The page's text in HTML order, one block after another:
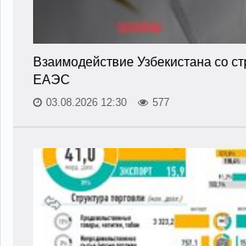
Взаимодействие Узбекистана со
ЕАЭС
03.08.2026 12:30 577